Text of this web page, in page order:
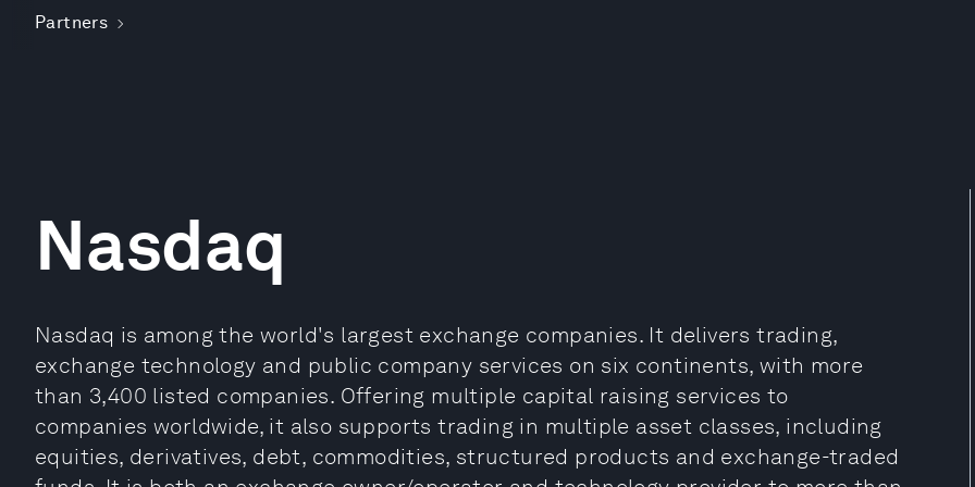
Partners
Nasdaq
Nasdaq is among the world's largest exchange companies. It delivers trading,
exchange technology and public company services on six continents, with more
than 3,400 listed companies. Offering multiple capital raising services to
companies worldwide, it also supports trading in multiple asset classes, including
equities, derivatives, debt, commodities, structured products and exchange-traded